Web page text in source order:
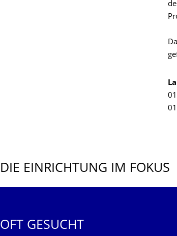
DIE EINRICHTUNG IM FOKUS
OFT GESUCHT